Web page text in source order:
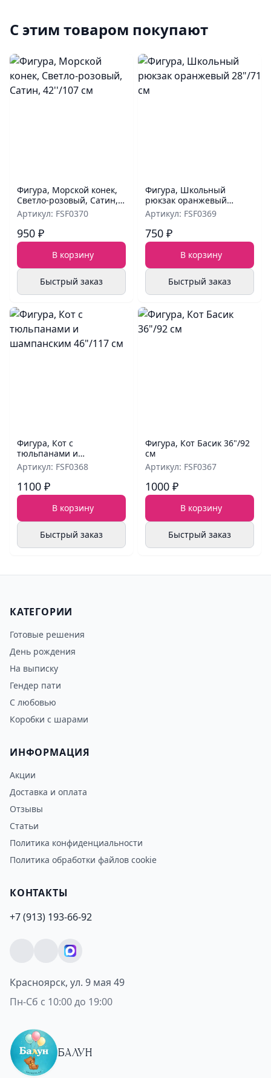
С этим товаром покупают
Фигура, Морской конек,
Светло-розовый, Сатин,
42''/107 см
Артикул: FSF0370
950 ₽
В корзину
Быстрый заказ
Фигура, Школьный
рюкзак оранжевый
28"/71 см
Артикул: FSF0369
750 ₽
В корзину
Быстрый заказ
Фигура, Кот с
тюльпанами и
шампанским 46"/117 см
Артикул: FSF0368
1100 ₽
В корзину
Быстрый заказ
Фигура, Кот Басик 36"/92
см
Артикул: FSF0367
1000 ₽
В корзину
Быстрый заказ
КАТЕГОРИИ
Готовые решения
День рождения
На выписку
Гендер пати
С любовью
Коробки с шарами
ИНФОРМАЦИЯ
Акции
Доставка и оплата
Отзывы
Статьи
Политика конфиденциальности
Политика обработки файлов cookie
КОНТАКТЫ
+7 (913) 193-66-92
Красноярск, ул. 9 мая 49
Пн-Сб с 10:00 до 19:00
БАЛУН